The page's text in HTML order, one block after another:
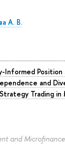
А. В.
Informed
and
Trading in
and